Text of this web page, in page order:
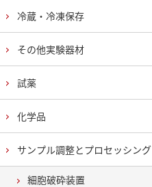
冷蔵・冷凍保存
その他実験器材
試薬
化学品
サンプル調整とプロセッシング
細胞破砕装置